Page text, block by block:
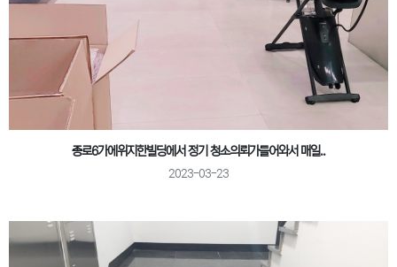
종로6가에위지한빌딩에서 정기 청소의뢰가들어와서 매일..
2023-03-23